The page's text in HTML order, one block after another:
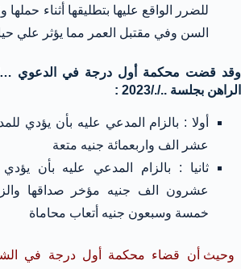
للضرر الواقع عليها بتطليقها أثناء
السن وفي مقتبل العمر مما يؤثر علي
الراهن بجلسة .././2023 :
عشر الف واربعمائة جنيه متعة
عشرون الف جنيه مؤخر صداقها
خمسة وسبعون جنيه أتعاب محاماة
وحيث أن قضاء محكمة أول درجة في